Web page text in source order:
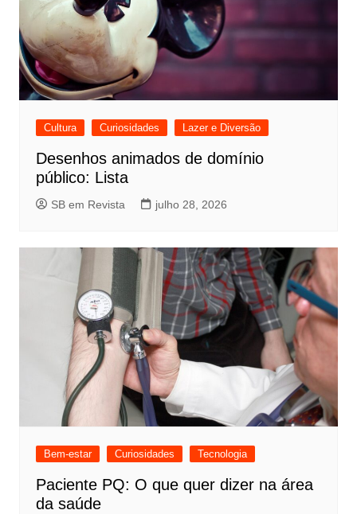
Cultura Curiosidades Lazer e Diversão
Desenhos animados de domínio
público: Lista
SB em Revista julho 28, 2026
Bem-estar Curiosidades Tecnologia
Paciente PQ: O que quer dizer na área
da saúde